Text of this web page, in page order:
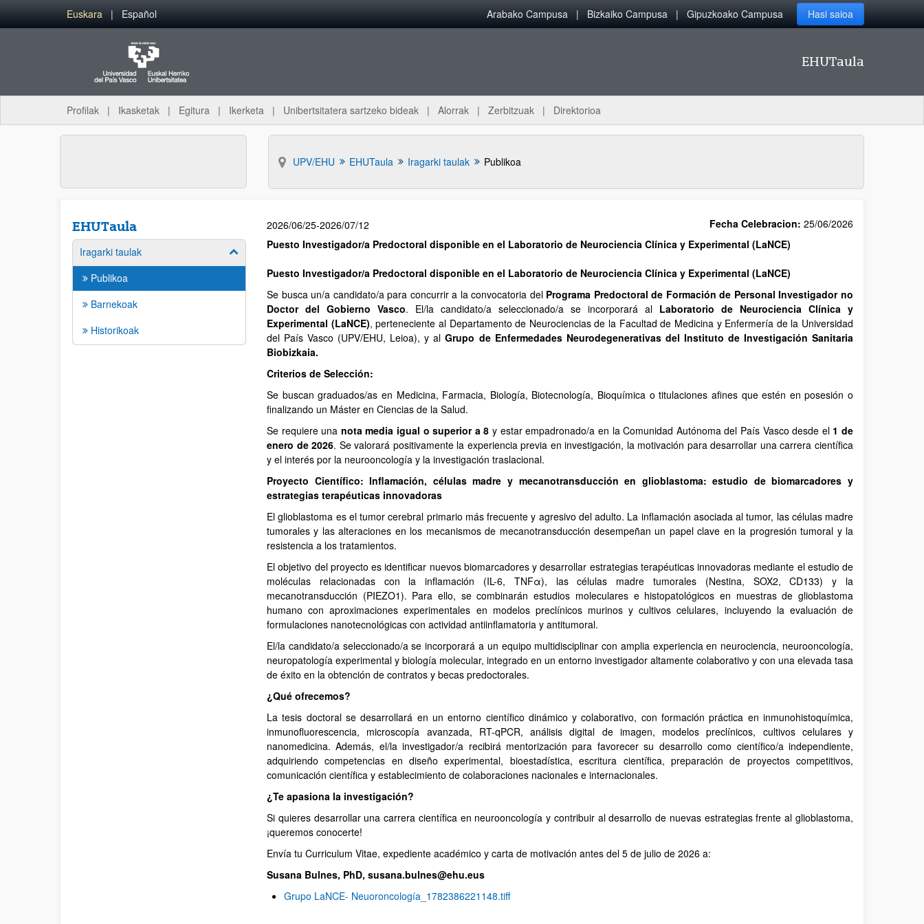
Euskara Español Arabako Campusa Bizkaiko Campusa Gipuzkoako Campusa Hasi saioa
EHUTaula
Profilak Ikasketak Egitura Ikerketa Unibertsitatera sartzeko bideak Alorrak Zerbitzuak Direktorioa
UPV/EHU EHUTaula Iragarki taulak Publikoa
EHUTaula
Iragarki taulak
Publikoa
Barnekoak
Historikoak
2026/06/25-2026/07/12 Fecha Celebracion: 25/06/2026
Puesto Investigador/a Predoctoral disponible en el Laboratorio de Neurociencia Clínica y Experimental (LaNCE)
Puesto Investigador/a Predoctoral disponible en el Laboratorio de Neurociencia Clínica y Experimental (LaNCE)
Se busca un/a candidato/a para concurrir a la convocatoria del Programa Predoctoral de Formación de Personal Investigador no
Doctor del Gobierno Vasco. El/la candidato/a seleccionado/a se incorporará al Laboratorio de Neurociencia Clínica y
Experimental (LaNCE), perteneciente al Departamento de Neurociencias de la Facultad de Medicina y Enfermería de la Universidad
del País Vasco (UPV/EHU, Leioa), y alGrupo de Enfermedades Neurodegenerativas del Instituto de Investigación Sanitaria
Biobizkaia.
Criterios de Selección:
Se buscan graduados/as en Medicina, Farmacia, Biología, Biotecnología, Bioquímica o titulaciones afines que estén en posesión o
finalizando un Máster en Ciencias de la Salud.
Se requiere una nota media igual o superior a 8y estar empadronado/a en la Comunidad Autónoma del País Vasco desde el 1 de
enero de 2026. Se valorará positivamente la experiencia previa en investigación, la motivación para desarrollar una carrera científica
y el interés por la neurooncología y la investigación traslacional.
Proyecto Científico: Inflamación, células madre y mecanotransducción en glioblastoma: estudio de biomarcadores y
estrategias terapéuticas innovadoras
El glioblastoma es el tumor cerebral primario más frecuente y agresivo del adulto. La inflamación asociada al tumor, las células madre
tumorales y las alteraciones en los mecanismos de mecanotransducción desempeñan un papel clave en la progresión tumoral y la
resistencia a los tratamientos.
El objetivo del proyecto es identificar nuevos biomarcadores y desarrollar estrategias terapéuticas innovadoras mediante el estudio de
moléculas relacionadas con la inflamación (IL-6, TNFα), las células madre tumorales (Nestina, SOX2, CD133) y la
mecanotransducción (PIEZO1). Para ello, se combinarán estudios moleculares e histopatológicos en muestras de glioblastoma
humano con aproximaciones experimentales en modelos preclínicos murinos y cultivos celulares, incluyendo la evaluación de
formulaciones nanotecnológicas con actividad antiinflamatoria y antitumoral.
El/la candidato/a seleccionado/a se incorporará a un equipo multidisciplinar con amplia experiencia en neurociencia, neurooncología,
neuropatología experimental y biología molecular, integrado en un entorno investigador altamente colaborativo y con una elevada tasa
de éxito en la obtención de contratos y becas predoctorales.
¿Qué ofrecemos?
La tesis doctoral se desarrollará en un entorno científico dinámico y colaborativo, con formación práctica en inmunohistoquímica,
inmunofluorescencia, microscopía avanzada, RT-qPCR, análisis digital de imagen, modelos preclínicos, cultivos celulares y
nanomedicina. Además, el/la investigador/a recibirá mentorización para favorecer su desarrollo como científico/a independiente,
adquiriendo competencias en diseño experimental, bioestadística, escritura científica, preparación de proyectos competitivos,
comunicación científica y establecimiento de colaboraciones nacionales e internacionales.
¿Te apasiona la investigación?
Si quieres desarrollar una carrera científica en neurooncología y contribuir al desarrollo de nuevas estrategias frente al glioblastoma,
¡queremos conocerte!
Envía tu Curriculum Vitae, expediente académico y carta de motivación antes del 5 de julio de 2026 a:
Susana Bulnes, PhD, susana.bulnes@ehu.eus
Grupo LaNCE- Neuoroncología_1782386221148.tiff